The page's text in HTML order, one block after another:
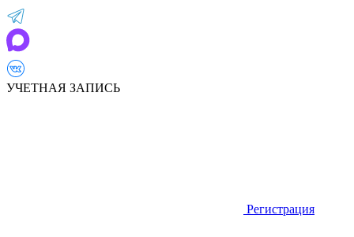
УЧЕТНАЯ ЗАПИСЬ
Регистрация